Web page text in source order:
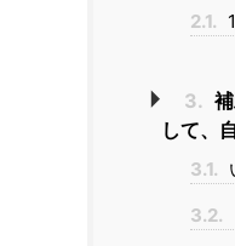
2.1.
3.
して、
3.1.
3.2.